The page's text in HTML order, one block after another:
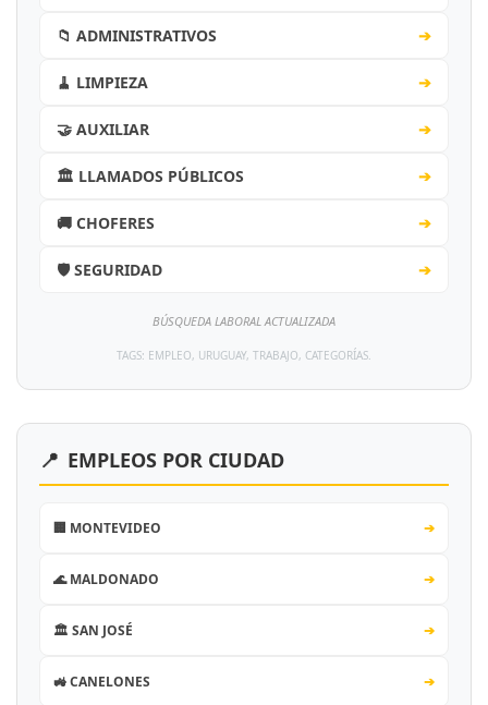
📁 ADMINISTRATIVOS ➔
🧹 LIMPIEZA ➔
🤝 AUXILIAR ➔
🏛️ LLAMADOS PÚBLICOS ➔
🚚 CHOFERES ➔
🛡️ SEGURIDAD ➔
BÚSQUEDA LABORAL ACTUALIZADA
TAGS: EMPLEO, URUGUAY, TRABAJO, CATEGORÍAS.
📍 EMPLEOS POR CIUDAD
🏢 MONTEVIDEO ➔
🌊 MALDONADO ➔
🏛️ SAN JOSÉ ➔
🚜 CANELONES ➔